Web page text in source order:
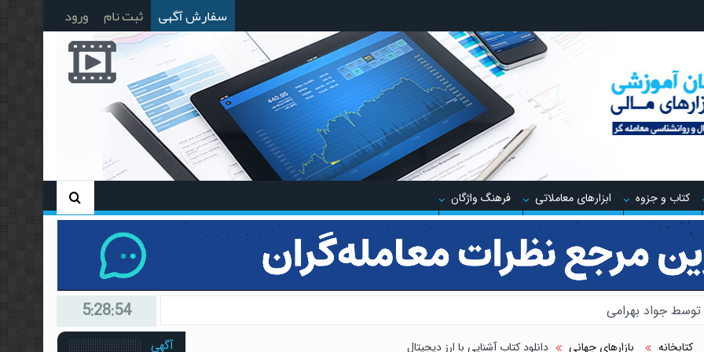
سفارش آگهی ثبت نام ورود
کتاب و جزوه ابزارهای معاملاتی فرهنگ واژگان
جواد بهرامی
توسط جواد مهدوی صدر
معاملاتی ایچیموکو با عباس بیات
5:28:55
کتابخانه بازارهای جهانی دانلود کتاب آشنایی با ارز دیجیتال آگهی